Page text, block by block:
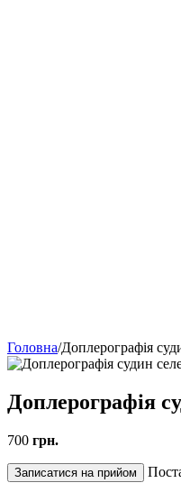
Головна/Доплерографія
Доплерографія
700 грн.
Записатися на прийом